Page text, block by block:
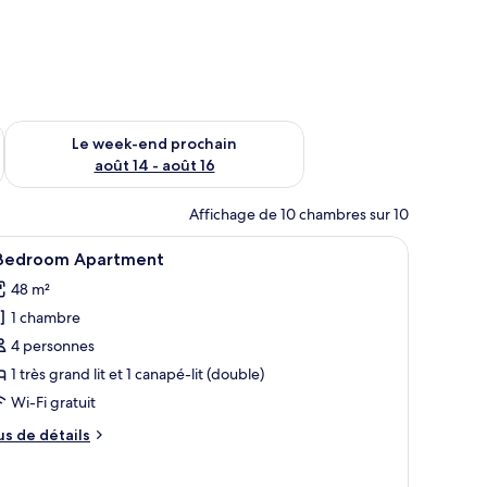
août 7 - août 9
Le week-end prochain
août 14 - août 16
Vérifier la disponibilité pour le week-end prochain août 14 -
Affichage de 10 chambres sur 10
d’un grand lit, d’un canapé, d’un bureau et d’une table basse.
:
Une chambre d’hôtel moderne dotée d’un
12 Apartment
48 m²
1 chambre
4 personnes
1 très grand lit et 1 canapé-lit (double)
Wi-Fi gratuit
de détails